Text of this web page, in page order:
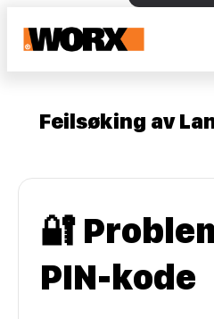
Feilsøking av
🔐
PIN-kode